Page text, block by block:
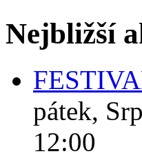
Nejbližší
pátek,
12:00